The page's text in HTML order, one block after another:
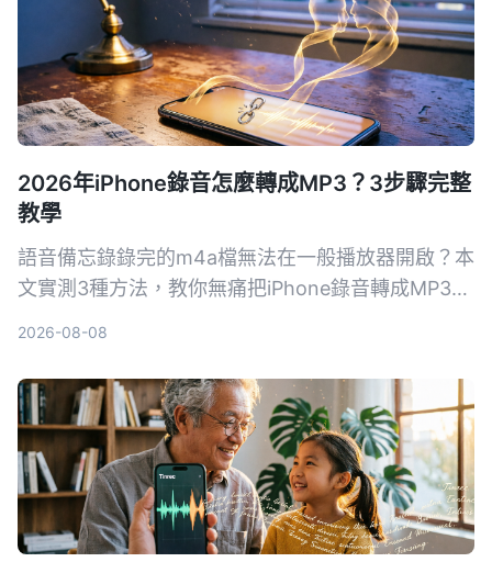
2026年iPhone錄音怎麼轉成MP3？3步驟完整
教學
語音備忘錄錄完的m4a檔無法在一般播放器開啟？本
文實測3種方法，教你無痛把iPhone錄音轉成MP3，
2026-08-08